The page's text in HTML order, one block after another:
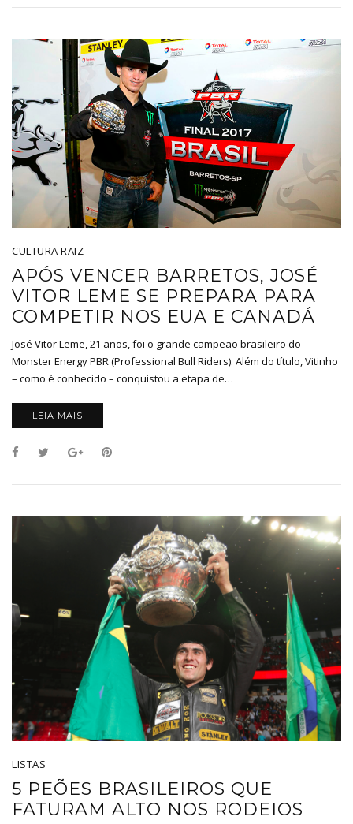
CULTURA RAIZ
APÓS VENCER BARRETOS, JOSÉ
VITOR LEME SE PREPARA PARA
COMPETIR NOS EUA E CANADÁ
José Vitor Leme, 21 anos, foi o grande campeão brasileiro do
Monster Energy PBR (Professional Bull Riders). Além do título, Vitinho
– como é conhecido – conquistou a etapa de…
LEIA MAIS
LISTAS
5 PEÕES BRASILEIROS QUE
FATURAM ALTO NOS RODEIOS